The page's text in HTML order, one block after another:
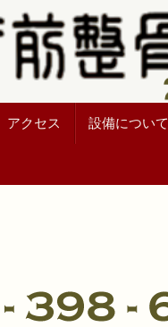
アクセス 設備について